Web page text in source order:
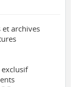
et archives